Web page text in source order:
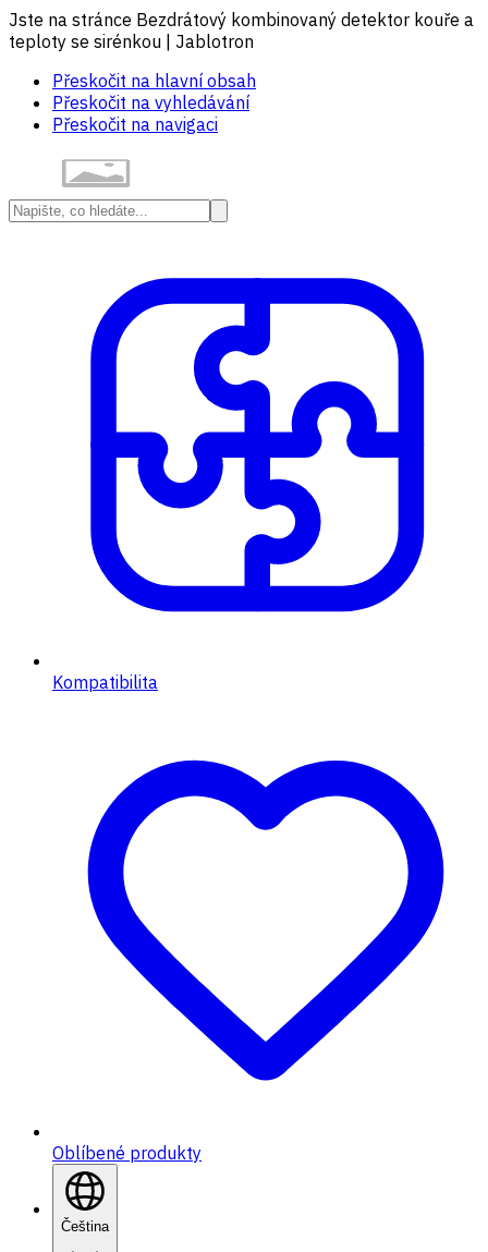
Jste na stránce Bezdrátový kombinovaný detektor kouře a
teploty se sirénkou | Jablotron
Přeskočit na hlavní obsah
Přeskočit na vyhledávání
Přeskočit na navigaci
Kompatibilita
Oblíbené produkty
Čeština